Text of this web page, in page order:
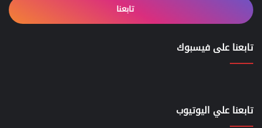
تابعنا
تابعنا على فيسبوك
تابعنا علي اليوتيوب